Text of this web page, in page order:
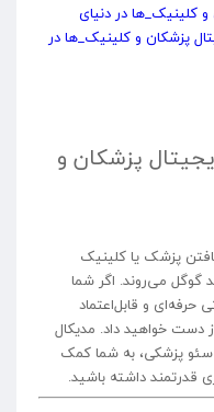
کلینیک_ها در دنیای
پزشکان و کلینیک_ها در
پزشکان و
پزشک یا کلینیک
گوگل می‌روند. اگر شما
و قابل‌اعتماد
دست خواهید داد. مدیکال
پزشکی، به شما کمک
قدرتمند داشته باشید.